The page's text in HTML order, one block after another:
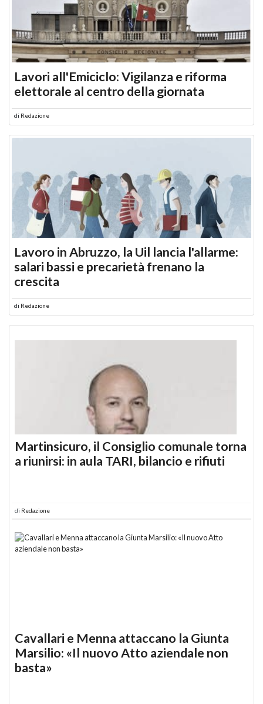
Lavori all'Emiciclo: Vigilanza e riforma
elettorale al centro della giornata
di Redazione
Lavoro in Abruzzo, la Uil lancia l'allarme:
salari bassi e precarietà frenano la
crescita
di Redazione
Martinsicuro, il Consiglio comunale torna
a riunirsi: in aula TARI, bilancio e rifiuti
di Redazione
Cavallari e Menna attaccano la Giunta
Marsilio: «Il nuovo Atto aziendale non
basta»